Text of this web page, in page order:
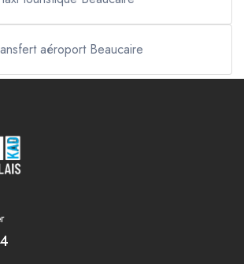
aéroport Beaucaire